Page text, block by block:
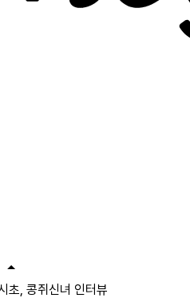
초, 콩쥐신녀 인터뷰